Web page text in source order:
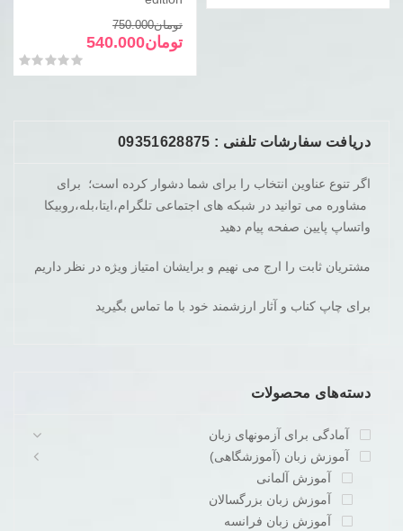
تومان750.000قیمت
اصلی
تومان750.000
بود.
تومان540.000
قیمت
فعلی
تومان540.000
است.
امتیاز0از 5
دریافت سفارشات تلفنی : 09351628875
اگر تنوع عناوین انتخاب را برای شما دشوار کرده است؛ برای
مشاوره می توانید در شبکه های اجتماعی تلگرام،ایتا،بله،روبیکا
واتساپ پایین صفحه پیام دهید
مشتریان ثابت را ارج می نهیم و برایشان امتیاز ویژه در نظر داریم
برای چاپ کناب و آثار ارزشمند خود با ما تماس بگیرید
دسته‌های محصولات
آمادگی برای آزمونهای زبان
آموزش زبان (آموزشگاهی)
آموزش آلمانی
آموزش زبان بزرگسالان
آموزش زبان فرانسه